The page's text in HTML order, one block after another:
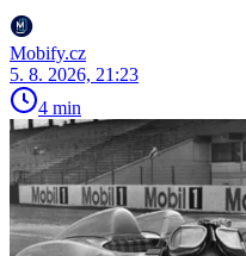
Mobify.cz
5. 8. 2026, 21:23
4 min